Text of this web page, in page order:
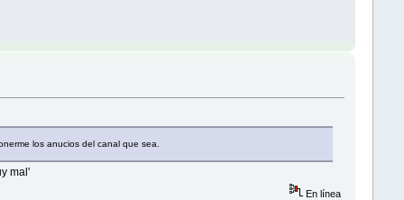
los anucios del canal que sea.
mal'
En línea